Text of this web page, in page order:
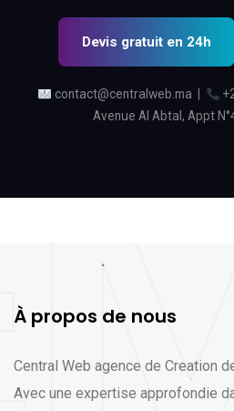
Devis gratuit en 24h
contact@centralweb.ma
Avenue Al Abtal, Appt
À propos de nous
Central Web agence de Creation
Avec une expertise approfondie